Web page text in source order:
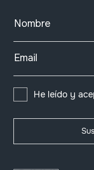
Nombre
Email
He leído y